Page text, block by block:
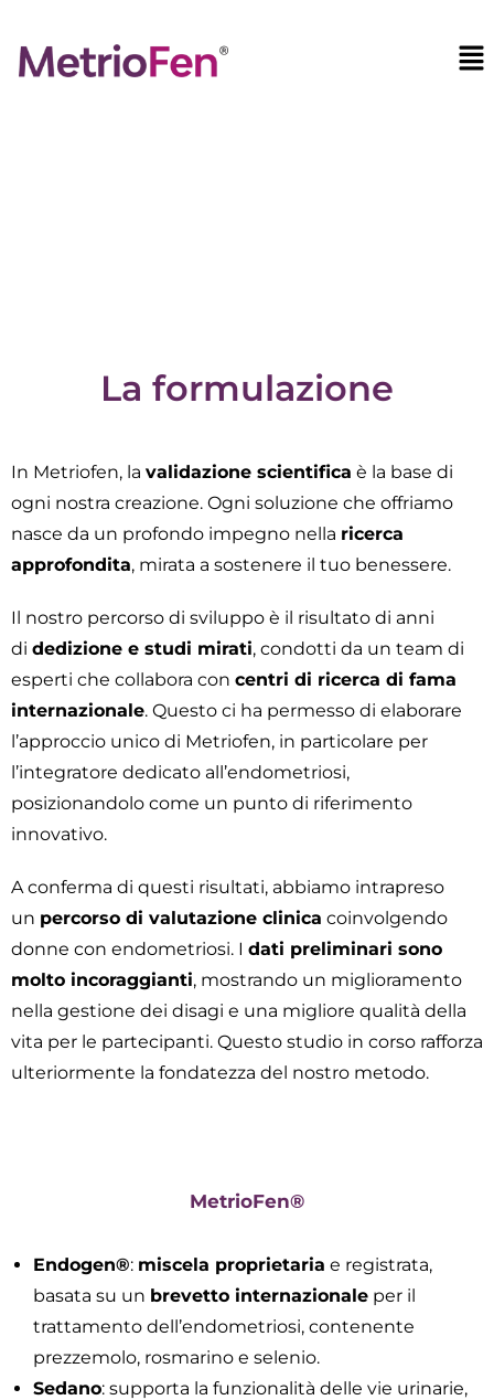
La formulazione
In Metriofen, la validazione scientifica è la base di
ogni nostra creazione. Ogni soluzione che offriamo
nasce da un profondo impegno nella ricerca
approfondita, mirata a sostenere il tuo benessere.
Il nostro percorso di sviluppo è il risultato di anni
di dedizione e studi mirati, condotti da un team di
esperti che collabora con centri di ricerca di fama
internazionale. Questo ci ha permesso di elaborare
l’approccio unico di Metriofen, in particolare per
l’integratore dedicato all’endometriosi,
posizionandolo come un punto di riferimento
innovativo.
A conferma di questi risultati, abbiamo intrapreso
un percorso di valutazione clinica coinvolgendo
donne con endometriosi. I dati preliminari sono
molto incoraggianti, mostrando un miglioramento
nella gestione dei disagi e una migliore qualità della
vita per le partecipanti. Questo studio in corso rafforza
ulteriormente la fondatezza del nostro metodo.
MetrioFen®
Endogen®: miscela proprietaria e registrata,
basata su un brevetto internazionale per il
trattamento dell’endometriosi, contenente
prezzemolo, rosmarino e selenio.
Sedano: supporta la funzionalità delle vie urinarie,